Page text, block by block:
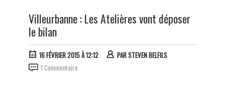
Villeurbanne : Les Atelières vont déposer
le bilan
16 FÉVRIER 2015 À 12:12 PARSTEVEN BELFILS
1 Commentaire